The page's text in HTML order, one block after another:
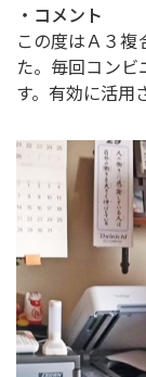
・コメント
この度はＡ３
た。毎回コン
す。有効に活用